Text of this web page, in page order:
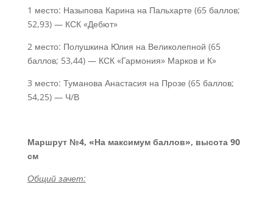
1 место: Назыпова Карина на Пальхарте (65 баллов;
52,93) — КСК «Дебют»
2 место: Полушкина Юлия на Великолепной (65
баллов; 53,44) — КСК «Гармония» Марков и К»
3 место: Туманова Анастасия на Прозе (65 баллов;
54,25) — Ч/В
Маршрут №4, «На максимум баллов», высота 90
см
Общий зачет: